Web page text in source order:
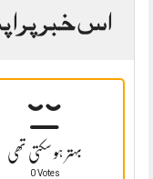
اس خبر پر
بہتر ہو سکتی تھی
0 Votes